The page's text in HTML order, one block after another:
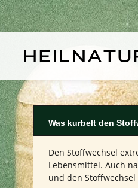
Hauptinhalt springen
Zur Hauptnavigation springen
Was kurbelt den
Den Stoffwechsel
Lebensmittel. Auch
und den